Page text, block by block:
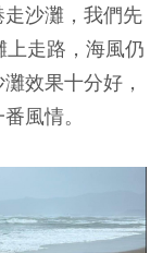
沙灘，我們先
走路，海風仍
效果十分好，
風情。